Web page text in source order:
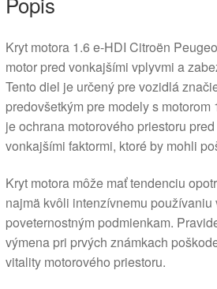
Kryt motora 1.6 e-HDI Citroën
motor pred vonkajšími vplyvmi a
Tento diel je určený pre vozidlá
predovšetkým pre modely s
je ochrana motorového priestoru
vonkajšími faktormi, ktoré by mohli
Kryt motora môže mať tendenciu
najmä kvôli intenzívnemu
poveternostným podmienkam.
výmena pri prvých známkach
vitality motorového priestoru.